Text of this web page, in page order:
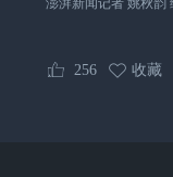
澎湃新闻记者 姚秋韵
256 收藏